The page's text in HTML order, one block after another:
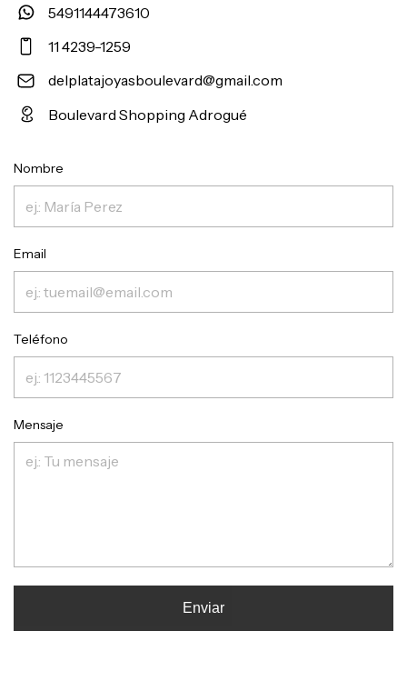
5491144473610
11 4239-1259
delplatajoyasboulevard@gmail.com
Boulevard Shopping Adrogué
Nombre
Email
Teléfono
Mensaje
Enviar